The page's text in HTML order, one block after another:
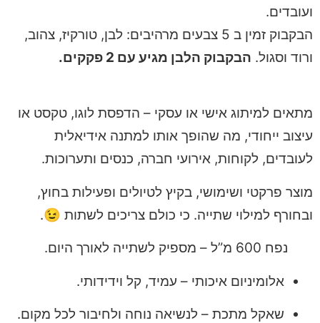
ועובדים.
הבקבוק זמין ב 5 צבעים מרהיבים: לבן, טורקיז, צהוב,
ורוד וסגול. הבקבוק הלבן מגיע עם 2 פקקים.
מתאים למיתוג אישי או עסקי – הדפסת לוגו, טקסט או
עיצוב ייחודי, מה שהופך אותו למתנה אידיאלית
לעובדים, לקוחות, אירועי חברה, כנסים ותערוכות.
מוצר פרקטי ושימושי, בקיץ לטיולים ופעילות בחוץ,
ובחורף למילוי שתייה. כי כולם צריכים לשתות 😉.
נפח 600 מ”ל – מספיק לשתייה לאורך היום.
אלומיניום איכותי – עמיד, קל וידידותי.
שאקל מתכת – לנשיאה נוחה ולחיבור לכל מקום.